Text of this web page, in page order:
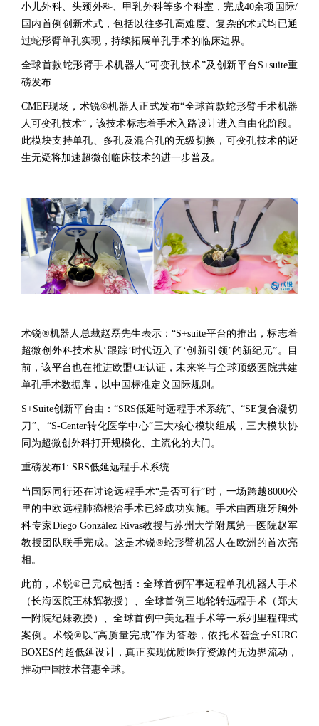
小儿外科、头颈外科、甲乳外科等多个科室，完成40余项国际/
国内首例创新术式，包括以往多孔高难度、复杂的术式均已通
过蛇形臂单孔实现，持续拓展单孔手术的临床边界。
全球首款蛇形臂手术机器人“可变孔技术”及创新平台S+suite重
磅发布
CMEF现场，术锐®机器人正式发布“全球首款蛇形臂手术机器
人可变孔技术”，该技术标志着手术入路设计进入自由化阶段。
此模块支持单孔、多孔及混合孔的无级切换，可变孔技术的诞
生无疑将加速超微创临床技术的进一步普及。
术锐®机器人总裁赵磊先生表示：“S+suite平台的推出，标志着
超微创外科技术从‘跟踪’时代迈入了‘创新引领’的新纪元”。目
前，该平台也在推进欧盟CE认证，未来将与全球顶级医院共建
单孔手术数据库，以中国标准定义国际规则。
S+Suite创新平台由：“SRS低延时远程手术系统”、“SE复合凝切
刀”、“S-Center转化医学中心”三大核心模块组成，三大模块协
同为超微创外科打开规模化、主流化的大门。
重磅发布1: SRS低延远程手术系统
当国际同行还在讨论远程手术“是否可行”时，一场跨越8000公
里的中欧远程肺癌根治手术已经成功实施。手术由西班牙胸外
科专家Diego González Rivas教授与苏州大学附属第一医院赵军
教授团队联手完成。这是术锐®蛇形臂机器人在欧洲的首次亮
相。
此前，术锐®已完成包括：全球首例军事远程单孔机器人手术
（长海医院王林辉教授）、全球首例三地轮转远程手术（郑大
一附院纪妹教授）、全球首例中美远程手术等一系列里程碑式
案例。术锐®以“高质量完成”作为答卷，依托术智盒子SURG
BOXES的超低延设计，真正实现优质医疗资源的无边界流动，
推动中国技术普惠全球。